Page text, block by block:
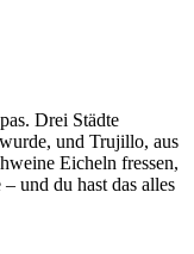
Drei Städte
und Trujillo, aus
Eicheln fressen,
und du hast das alles